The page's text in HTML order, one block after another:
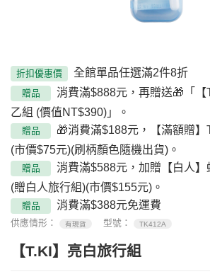
折扣優惠價 全館單品任選滿2件8折
贈品
消費滿$888元，再贈送🎁「【
乙組 (價值NT$390)」。
贈品
🎁消費滿$188元，【滿額贈】
(市價$75元)(刷柄顏色隨機出貨)。
贈品
消費滿$588元，加贈【白人】
(贈白人旅行組)(市價$155元)。
贈品 消費滿$388元免運費
供應情形： 有現貨 型號： TK412A
【T.KI】亮白旅行組